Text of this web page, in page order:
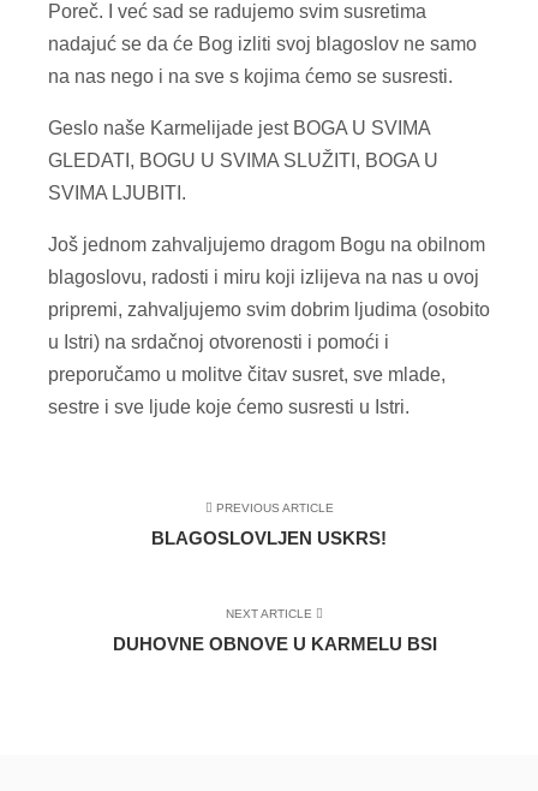
Poreč. I već sad se radujemo svim susretima
nadajuć se da će Bog izliti svoj blagoslov ne samo
na nas nego i na sve s kojima ćemo se susresti.
Geslo naše Karmelijade jest BOGA U SVIMA
GLEDATI, BOGU U SVIMA SLUŽITI, BOGA U
SVIMA LJUBITI.
Još jednom zahvaljujemo dragom Bogu na obilnom
blagoslovu, radosti i miru koji izlijeva na nas u ovoj
pripremi, zahvaljujemo svim dobrim ljudima (osobito
u Istri) na srdačnoj otvorenosti i pomoći i
preporučamo u molitve čitav susret, sve mlade,
sestre i sve ljude koje ćemo susresti u Istri.
PREVIOUS ARTICLE
BLAGOSLOVLJEN USKRS!
NEXT ARTICLE
DUHOVNE OBNOVE U KARMELU BSI